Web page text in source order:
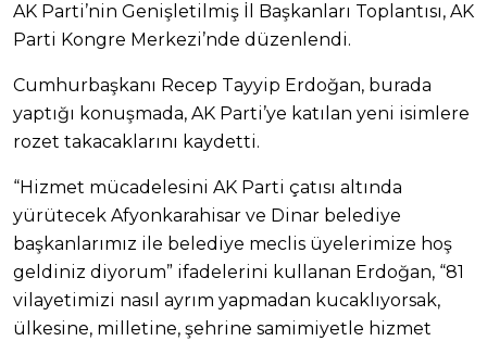
AK Parti’nin Genişletilmiş İl Başkanları Toplantısı, AK
Parti Kongre Merkezi’nde düzenlendi.
Cumhurbaşkanı Recep Tayyip Erdoğan, burada
yaptığı konuşmada, AK Parti’ye katılan yeni isimlere
rozet takacaklarını kaydetti.
“Hizmet mücadelesini AK Parti çatısı altında
yürütecek Afyonkarahisar ve Dinar belediye
başkanlarımız ile belediye meclis üyelerimize hoş
geldiniz diyorum” ifadelerini kullanan Erdoğan, “81
vilayetimizi nasıl ayrım yapmadan kucaklıyorsak,
ülkesine, milletine, şehrine samimiyetle hizmet